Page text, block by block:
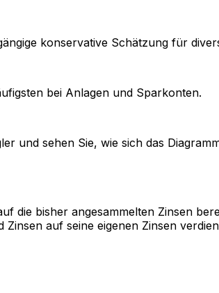
konservative Schätzung für
bei Anlagen und Sparkonten.
und sehen Sie, wie sich das
die bisher angesammelten Zinsen
auf seine eigenen Zinsen